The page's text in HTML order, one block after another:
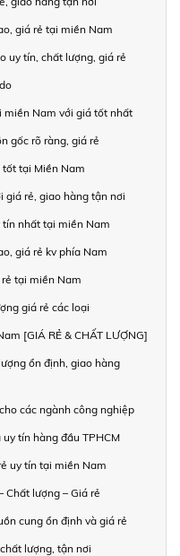
giá rẻ tại miền Nam
uy tín, chất lượng, giá rẻ
miền Nam với giá tốt nhất
gốc rõ ràng, giá rẻ
tốt tại Miền Nam
giá rẻ, giao hàng tận nơi
nhất tại miền Nam
giá rẻ kv phía Nam
tại miền Nam
giá rẻ các loại
[GIÁ RẺ & CHẤT LƯỢNG]
ổn định, giao hàng
các ngành công nghiệp
tín hàng đầu TPHCM
uy tín tại miền Nam
Chất lượng – Giá rẻ
cung ổn định và giá rẻ
lượng, tận nơi